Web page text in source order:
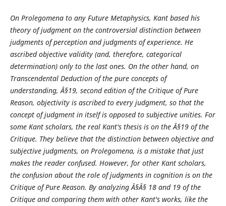
On Prolegomena to any Future Metaphysics, Kant based his
theory of judgment on the controversial distinction between
judgments of perception and judgments of experience. He
ascribed objective validity (and, therefore, categorical
determination) only to the last ones. On the other hand, on
Transcendental Deduction of the pure concepts of
understanding, Â§19, second edition of the Critique of Pure
Reason, objectivity is ascribed to every judgment, so that the
concept of judgment in itself is opposed to subjective unities. For
some Kant scholars, the real Kant's thesis is on the Â§19 of the
Critique. They believe that the distinction between objective and
subjective judgments, on Prolegomena, is a mistake that just
makes the reader confused. However, for other Kant scholars,
the confusion about the role of judgments in cognition is on the
Critique of Pure Reason. By analyzing Â§Â§ 18 and 19 of the
Critique and comparing them with other Kant's works, like the